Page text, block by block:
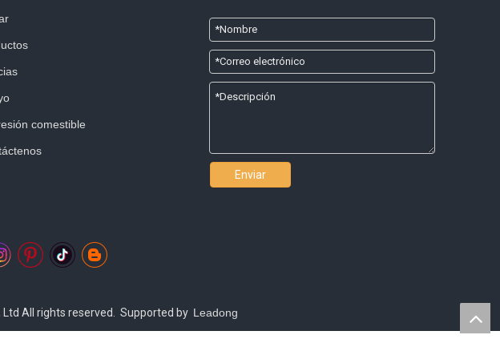
comestible
Enviar
All rights reserved. Supported by Leadong